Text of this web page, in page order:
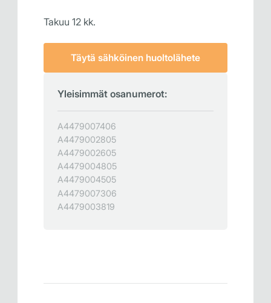
Takuu 12 kk.
Täytä sähköinen huoltolähete
Yleisimmät osanumerot:
A4479007406
A4479002805
A4479002605
A4479004805
A4479004505
A4479007306
A4479003819